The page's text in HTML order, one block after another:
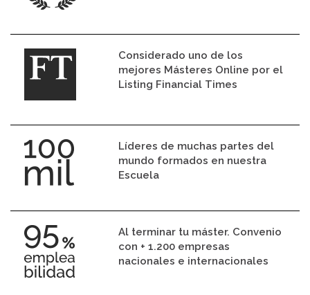
Considerado uno de los
mejores Másteres Online por el
Listing Financial Times
Líderes de muchas partes del
mundo formados en nuestra
Escuela
Al terminar tu máster. Convenio
con + 1.200 empresas
nacionales e internacionales